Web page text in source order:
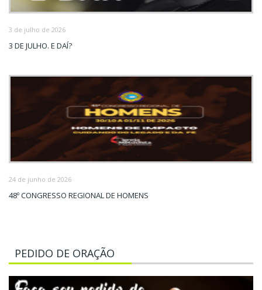
3 de julho de 2026
3 DE JULHO. E DAÍ?
24 de junho de 2026
48º CONGRESSO REGIONAL DE HOMENS
PEDIDO DE ORAÇÃO